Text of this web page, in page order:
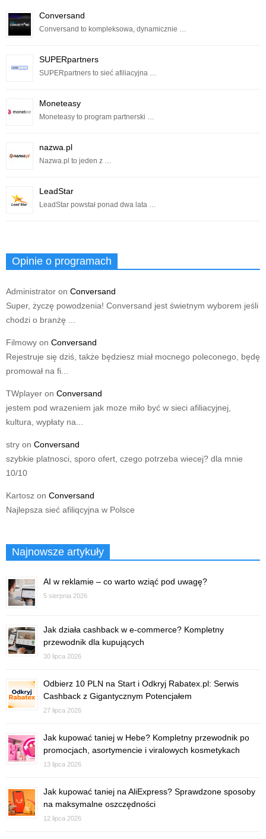
Conversand
Conversand to kompleksowa, dynamicznie …
SUPERpartners
SUPERpartners to sieć afiliacyjna …
Moneteasy
Moneteasy to program partnerski …
nazwa.pl
Nazwa.pl to jeden z …
LeadStar
LeadStar powstał ponad dwa lata …
Opinie o programach
Administrator on Conversand
Super, życzę powodzenia! Conversand jest świetnym wyborem jeśli
chodzi o branżę ...
Filmowy on Conversand
Rejestruje się dziś, także będziesz miał mocnego poleconego, będę
promował na fi...
TWplayer on Conversand
jestem pod wrazeniem jak moze miło być w sieci afiliacyjnej,
kultura, wypłaty na...
stry on Conversand
szybkie platnosci, sporo ofert, czego potrzeba wiecej? dla mnie
10/10
Kartosz on Conversand
Najlepsza sieć afiliqcyjna w Polsce
Najnowsze artykuły
AI w reklamie – co warto wziąć pod uwagę?
5 sierpnia 2026
Jak działa cashback w e-commerce? Kompletny
przewodnik dla kupujących
30 lipca 2026
Odbierz 10 PLN na Start i Odkryj Rabatex.pl: Serwis
Cashback z Gigantycznym Potencjałem
27 lipca 2026
Jak kupować taniej w Hebe? Kompletny przewodnik po
promocjach, asortymencie i viralowych kosmetykach
13 lipca 2026
Jak kupować taniej na AliExpress? Sprawdzone sposoby
na maksymalne oszczędności
12 lipca 2026